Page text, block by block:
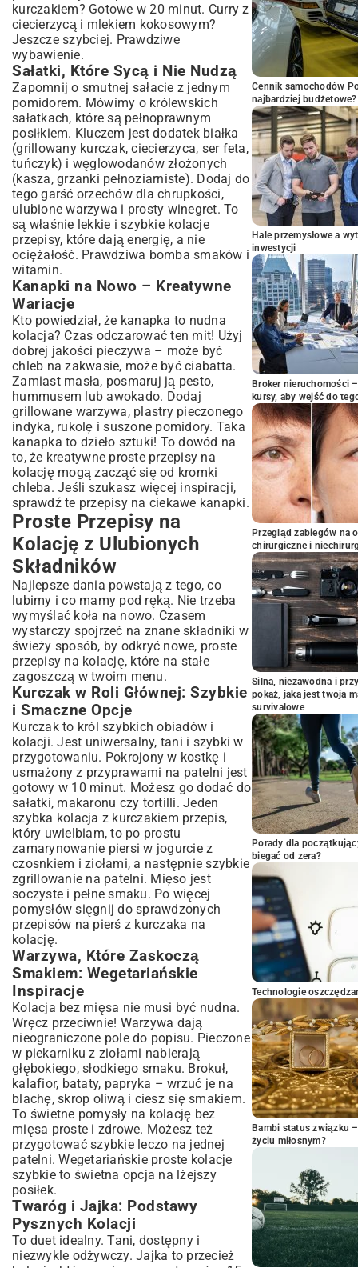
kurczakiem? Gotowe w 20 minut. Curry z
ciecierzycą i mlekiem kokosowym?
Jeszcze szybciej. Prawdziwe
wybawienie.
Sałatki, Które Sycą i Nie Nudzą
Zapomnij o smutnej sałacie z jednym
pomidorem. Mówimy o królewskich
sałatkach, które są pełnoprawnym
posiłkiem. Kluczem jest dodatek białka
(grillowany kurczak, ciecierzyca, ser feta,
tuńczyk) i węglowodanów złożonych
(kasza, grzanki pełnoziarniste). Dodaj do
tego garść orzechów dla chrupkości,
ulubione warzywa i prosty winegret. To
są właśnie lekkie i szybkie kolacje
przepisy, które dają energię, a nie
ociężałość. Prawdziwa bomba smaków i
witamin.
Kanapki na Nowo – Kreatywne
Wariacje
Kto powiedział, że kanapka to nudna
kolacja? Czas odczarować ten mit! Użyj
dobrej jakości pieczywa – może być
chleb na zakwasie, może być ciabatta.
Zamiast masła, posmaruj ją pesto,
hummusem lub awokado. Dodaj
grillowane warzywa, plastry pieczonego
indyka, rukolę i suszone pomidory. Taka
kanapka to dzieło sztuki! To dowód na
to, że kreatywne proste przepisy na
kolację mogą zacząć się od kromki
chleba. Jeśli szukasz więcej inspiracji,
sprawdź te przepisy na ciekawe kanapki.
Proste Przepisy na
Kolację z Ulubionych
Składników
Najlepsze dania powstają z tego, co
lubimy i co mamy pod ręką. Nie trzeba
wymyślać koła na nowo. Czasem
wystarczy spojrzeć na znane składniki w
świeży sposób, by odkryć nowe, proste
przepisy na kolację, które na stałe
zagoszczą w twoim menu.
Kurczak w Roli Głównej: Szybkie
i Smaczne Opcje
Kurczak to król szybkich obiadów i
kolacji. Jest uniwersalny, tani i szybki w
przygotowaniu. Pokrojony w kostkę i
usmażony z przyprawami na patelni jest
gotowy w 10 minut. Możesz go dodać do
sałatki, makaronu czy tortilli. Jeden
szybka kolacja z kurczakiem przepis,
który uwielbiam, to po prostu
zamarynowanie piersi w jogurcie z
czosnkiem i ziołami, a następnie szybkie
zgrillowanie na patelni. Mięso jest
soczyste i pełne smaku. Po więcej
pomysłów sięgnij do sprawdzonych
przepisów na pierś z kurczaka na
kolację.
Warzywa, Które Zaskoczą
Smakiem: Wegetariańskie
Inspiracje
Kolacja bez mięsa nie musi być nudna.
Wręcz przeciwnie! Warzywa dają
nieograniczone pole do popisu. Pieczone
w piekarniku z ziołami nabierają
głębokiego, słodkiego smaku. Brokuł,
kalafior, bataty, papryka – wrzuć je na
blachę, skrop oliwą i ciesz się smakiem.
To świetne pomysły na kolację bez
mięsa proste i zdrowe. Możesz też
przygotować szybkie leczo na jednej
patelni. Wegetariańskie proste kolacje
szybkie to świetna opcja na lżejszy
posiłek.
Twaróg i Jajka: Podstawy
Pysznych Kolacji
To duet idealny. Tani, dostępny i
niezwykle odżywczy. Jajka to przecież
Cennik samochodów
najbardziej budżetowe?
Hale przemysłowe a
inwestycji
Broker nieruchomości
kursy, aby wejść do
Przegląd zabiegów na
chirurgiczne i
Silna, niezawodna i
pokaż, jaka jest twoja
survivalowe
Porady dla
biegać od zera?
Technologie
Bambi status związku
życiu miłosnym?